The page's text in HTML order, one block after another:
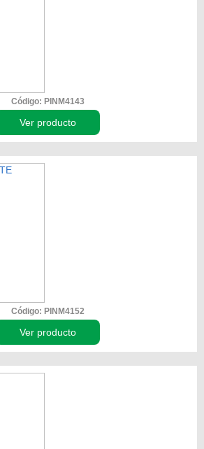
Código: PINM4143
Ver producto
Código: PINM4152
Ver producto